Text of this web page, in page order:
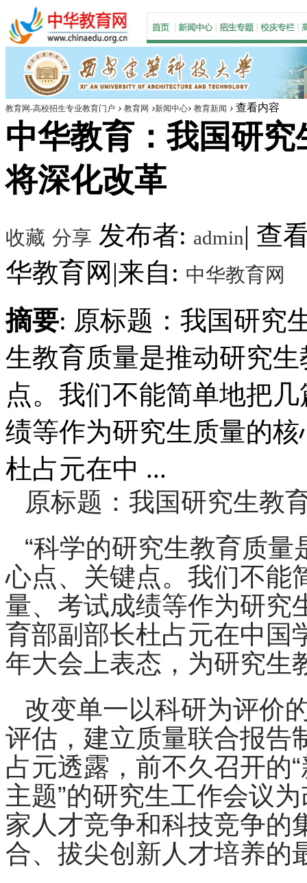
教育网-高校招生专业教育门户 › 教育网 ›新闻中心› 教育新闻 › 查看内容
中华教育：我国研究
将深化改革
收藏 分享 发布者: admin| 查
华教育网 |来自: 中华教育网
摘要: 原标题：我国研究
生教育质量是推动研究
点。我们不能简单地把
绩等作为研究生质量的
杜占元在中 ...
原标题：我国研究生教
“科学的研究生教育质
心点、关键点。我们不能
量、考试成绩等作为研究
育部副部长杜占元在中国
年大会上表态，为研究生
改变单一以科研为评价
评估，建立质量联合报
占元透露，前不久召开的
主题”的研究生工作会议
家人才竞争和科技竞争的
合、拔尖创新人才培养的